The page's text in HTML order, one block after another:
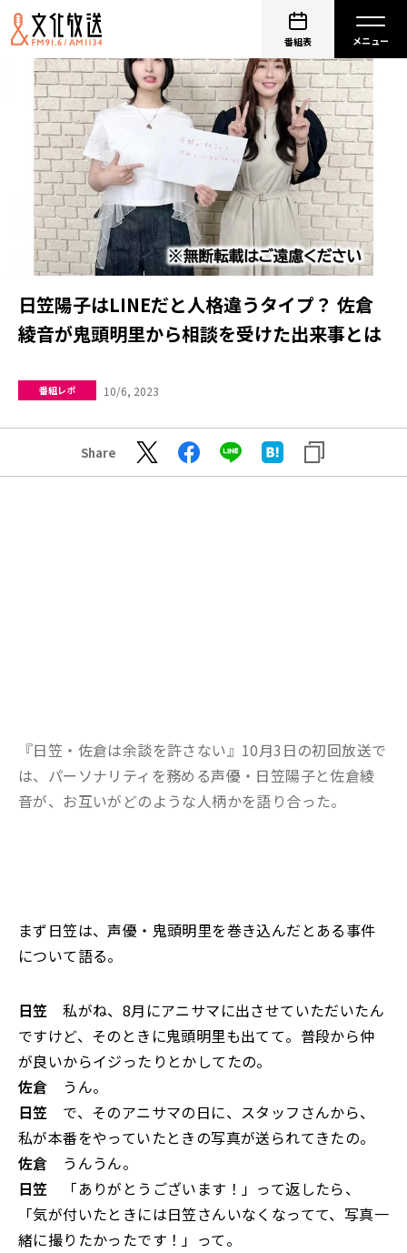
番組表
日笠陽子はLINEだと人格違うタイプ？ 佐倉
綾音が鬼頭明里から相談を受けた出来事とは
番組レポ 10/6, 2023
Share
『日笠・佐倉は余談を許さない』10月3日の初回放送で
は、パーソナリティを務める声優・日笠陽子と佐倉綾
音が、お互いがどのような人柄かを語り合った。
まず日笠は、声優・鬼頭明里を巻き込んだとある事件
について語る。
日笠 私がね、8月にアニサマに出させていただいたん
ですけど、そのときに鬼頭明里も出てて。普段から仲
が良いからイジったりとかしてたの。
佐倉 うん。
日笠 で、そのアニサマの日に、スタッフさんから、
私が本番をやっていたときの写真が送られてきたの。
佐倉 うんうん。
日笠 「ありがとうございます！」って返したら、
「気が付いたときには日笠さんいなくなってて、写真一
緒に撮りたかったです！」って。